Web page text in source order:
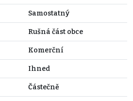
Samostatný
Rušná část obce
Komerční
Ihned
Částečně